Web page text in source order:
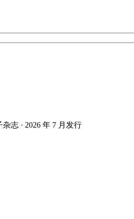
志 · 2026 年 7 月发行